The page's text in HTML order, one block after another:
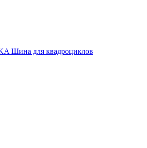
Шина для квадроциклов